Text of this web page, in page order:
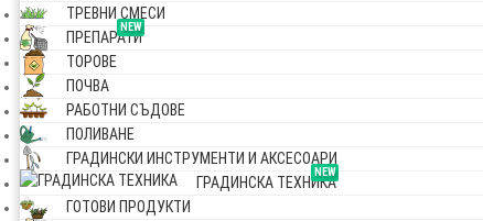
ТРЕВНИ СМЕСИ
NEW
ПРЕПАРАТИ
ТОРОВЕ
ПОЧВА
РАБОТНИ СЪДОВЕ
ПОЛИВАНЕ
ГРАДИНСКИ ИНСТРУМЕНТИ И АКСЕСОАРИ
NEW
ГРАДИНСКА ТЕХНИКА
ГОТОВИ ПРОДУКТИ